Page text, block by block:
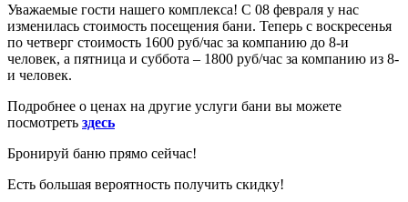
Уважаемые гости нашего комплекса! С 08 февраля у нас
изменилась стоимость посещения бани. Теперь с воскресенья
по четверг стоимость 1600 руб/час за компанию до 8-и
человек, а пятница и суббота – 1800 руб/час за компанию из 8-
и человек.
Подробнее о ценах на другие услуги бани вы можете
посмотреть здесь
Бронируй баню прямо сейчас!
Есть большая вероятность получить скидку!